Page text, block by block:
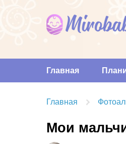
Главная
Главная
Мои